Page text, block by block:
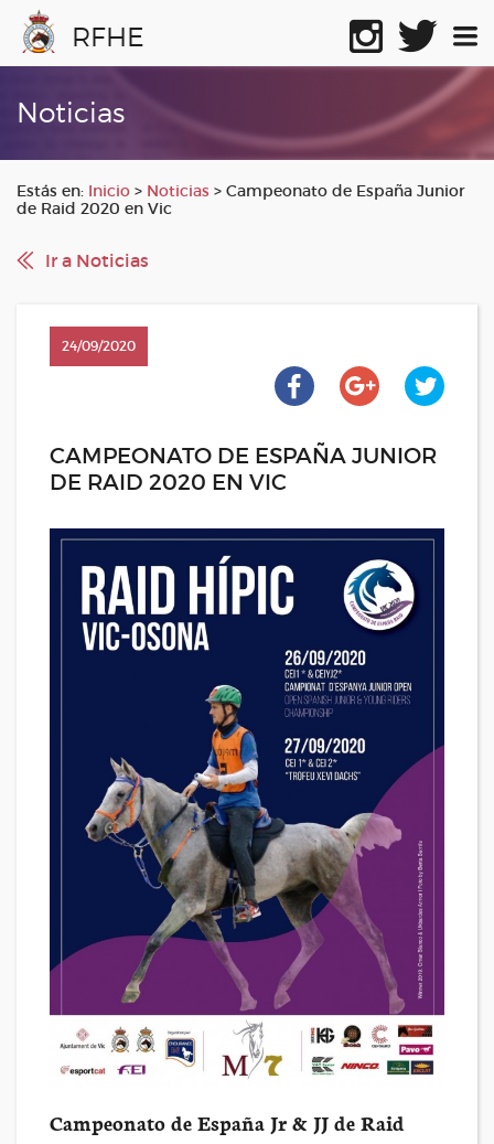
RFHE
Noticias
Estás en: Inicio > Noticias > Campeonato de España Junior
de Raid 2020 en Vic
Ir a Noticias
24/09/2020
CAMPEONATO DE ESPAÑA JUNIOR
DE RAID 2020 EN VIC
Campeonato de España Jr & JJ de Raid